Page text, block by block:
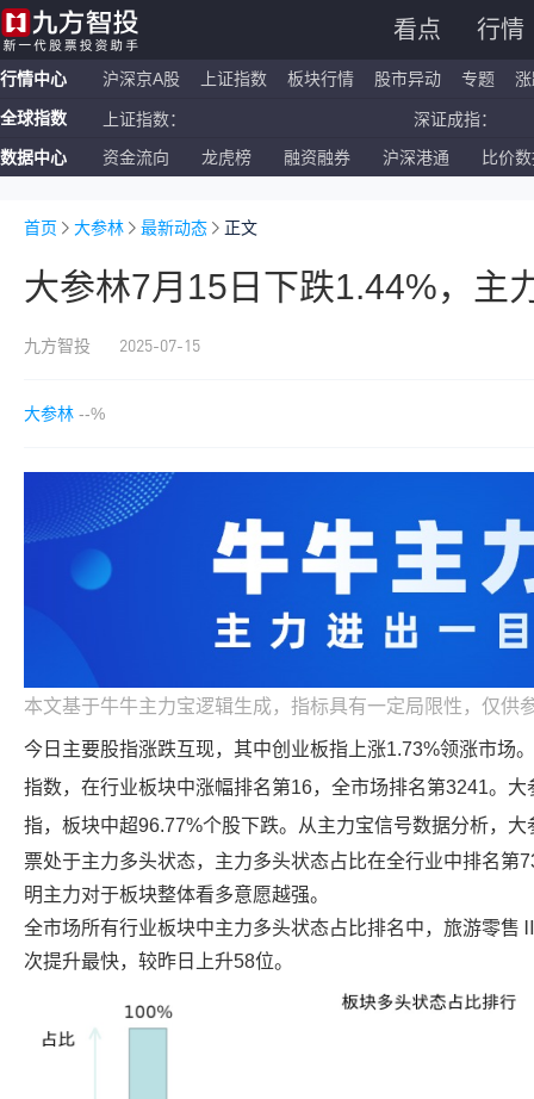
看点 行情
行情中心 沪深京A股 上证指数 板块行情 股市异动 专题
全球指数 上证指数： 深证成指：
恒生指数： 国企指数：
数据中心 资金流向 龙虎榜 融资融券 沪深港通 比价
首页 大参林 最新动态 正文
大参林7月15日下跌1.44%，主
九方智投 2025-07-15
大参林 --%
本文基于牛牛主力宝逻辑生成，指标具有一定局限性，仅供
今日主要股指涨跌互现，其中创业板指上涨1.73%领涨市场。
指数，在行业板块中涨幅排名第16，全市场排名第3241。 大
指，板块中超96.77%个股下跌。从主力宝信号数据分析， 大
票处于主力多头状态，主力多头状态占比在全行业中排名第
明主力对于板块整体看多意愿越强。
全市场所有行业板块中主力多头状态占比排名中，旅游零
次提升最快，较昨日上升58位。